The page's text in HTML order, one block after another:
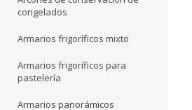
congelados
Armarios frigoríficos mixto
Armarios frigoríficos para
pastelería
Armarios panorámicos